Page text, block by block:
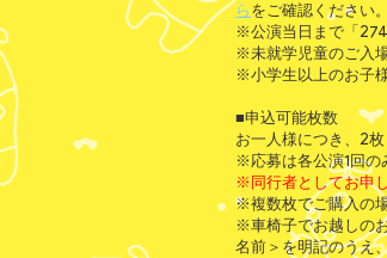
ら をご確認ください。
※公演当日まで「
※未就学児童のご入
※小学生以上のお子
■申込可能枚数
お一人様につき、2
※応募は各公演1回の
※同行者としてお申
※複数枚でご購入の
※車椅子でお越しの
名前＞を明記のうえ